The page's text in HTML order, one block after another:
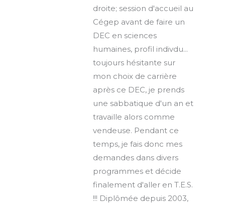
droite; session d'accueil au
Cégep avant de faire un
DEC en sciences
humaines, profil indivdu...
toujours hésitante sur
mon choix de carrière
après ce DEC, je prends
une sabbatique d'un an et
travaille alors comme
vendeuse. Pendant ce
temps, je fais donc mes
demandes dans divers
programmes et décide
finalement d'aller en T.E.S.
!!! Diplômée depuis 2003,